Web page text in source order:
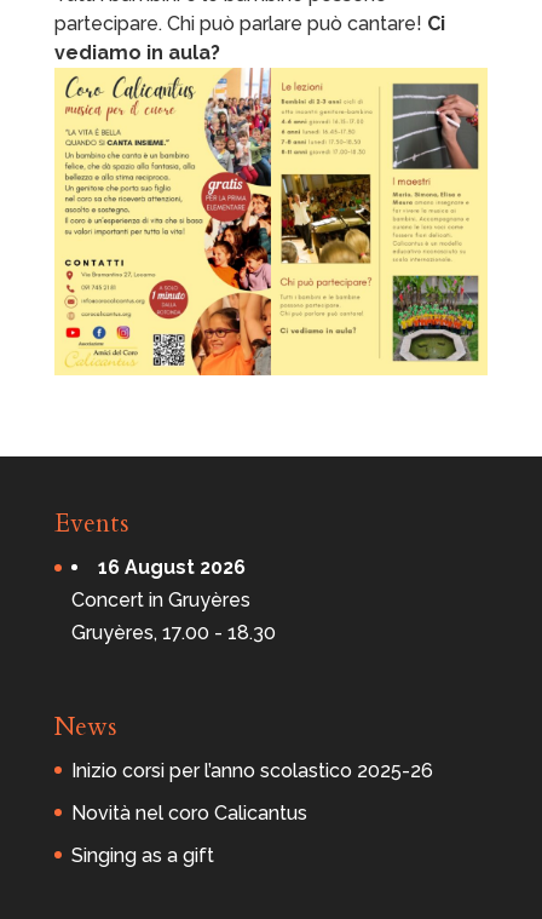
partecipare. Chi può parlare può cantare! Ci
vediamo in aula?
Events
16 August 2026
Concert in Gruyères
Gruyères, 17.00 - 18.30
News
Inizio corsi per l’anno scolastico 2025-26
Novità nel coro Calicantus
Singing as a gift